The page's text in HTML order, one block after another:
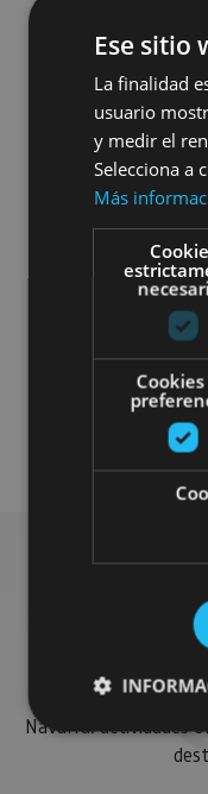
Localidades
Encuentra planes y
Navarra: actividades
Ese sitio
La finalidad
usuario
y medir el
Selecciona a
Más
Cookies